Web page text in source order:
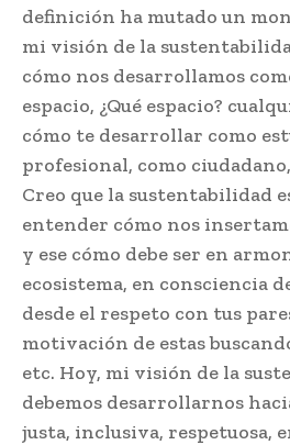
definición ha mutado un
mi visión de la
cómo nos desarrollamos
espacio, ¿Qué espacio?
cómo te desarrollar como
profesional, como
Creo que la sustentabilidad
entender cómo nos
y ese cómo debe ser en
ecosistema, en consciencia
desde el respeto con tus
motivación de estas
etc. Hoy, mi visión de la
debemos desarrollarnos
justa, inclusiva, respetuosa,